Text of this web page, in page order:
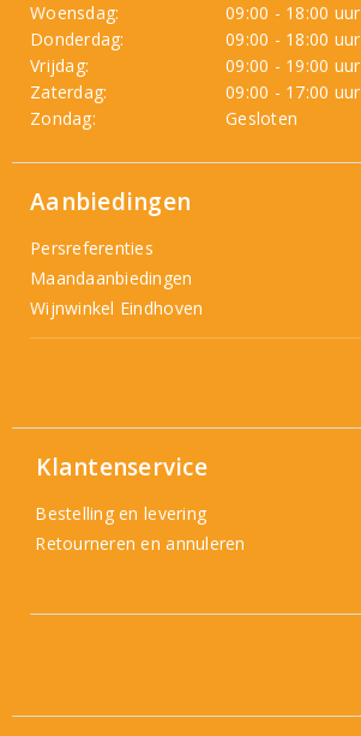
Woensdag:
09:00 - 18:00 uur
Donderdag:
09:00 - 18:00 uur
Vrijdag:
09:00 - 19:00 uur
Zaterdag:
09:00 - 17:00 uur
Zondag:
Gesloten
Aanbiedingen
Persreferenties
Maandaanbiedingen
Wijnwinkel Eindhoven
Klantenservice
Bestelling en levering
Retourneren en annuleren